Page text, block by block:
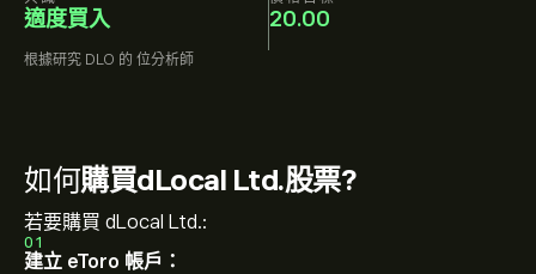
適度買入 20.00
根據研究 DLO 的 位分析師
如何購買dLocal Ltd.股票?
若要購買 dLocal Ltd.:
01
建立 eToro 帳戶：